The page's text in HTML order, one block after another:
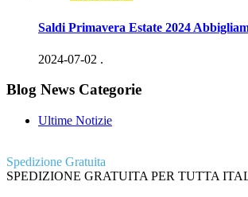
Saldi Primavera Estate 2024
2024-07-02 .
Blog News Categorie
Ultime Notizie
Spedizione Gratuita
SPEDIZIONE GRATUITA PER TUTTA